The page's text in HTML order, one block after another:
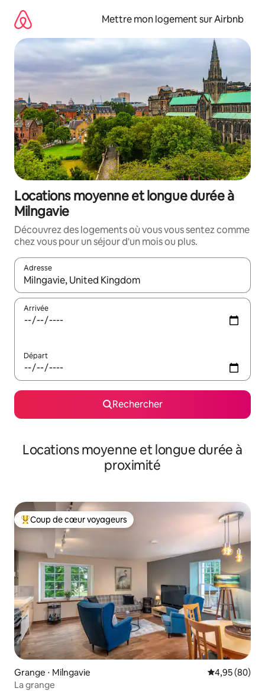
directement
contenu
Mettre mon logement sur Airbnb
Locations moyenne et longue durée à
Milngavie
Découvrez des logements où vous vous sentez comme
chez vous pour un séjour d'un mois ou plus.
Adresse
Lorsque les résultats s'affichent, utilisez les flèches vers le
Arrivée
Départ
Rechercher
Locations moyenne et longue durée à
proximité
Coups de cœur voyageurs les plus appréciés
Coup de cœur voyageurs
Grange ⋅ Milngavie Évaluation
4,95 (80)
La grange